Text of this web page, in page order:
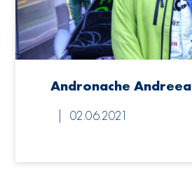
Andronache Andreea
02.06.2021